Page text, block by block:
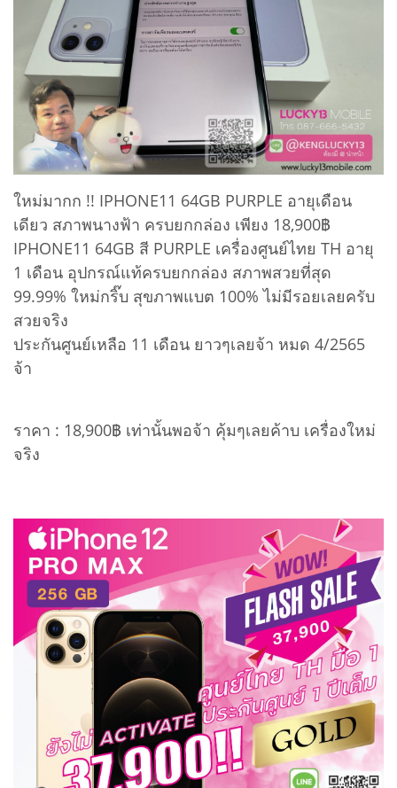
ใหม่มากก !! IPHONE11 64GB PURPLE อายุเดือน
เดียว สภาพนางฟ้า ครบยกกล่อง เพียง 18,900฿
IPHONE11 64GB สี PURPLE เครื่องศูนย์ไทย TH อายุ
1 เดือน อุปกรณ์แท้ครบยกกล่อง สภาพสวยที่สุด
99.99% ใหม่กริ๊บ สุขภาพแบต 100% ไม่มีรอยเลยครับ
สวยจริง
ประกันศูนย์เหลือ 11 เดือน ยาวๆเลยจ้า หมด 4/2565
จ้า
ราคา : 18,900฿ เท่านั้นพอจ้า คุ้มๆเลยค้าบ เครื่องใหม่
จริง